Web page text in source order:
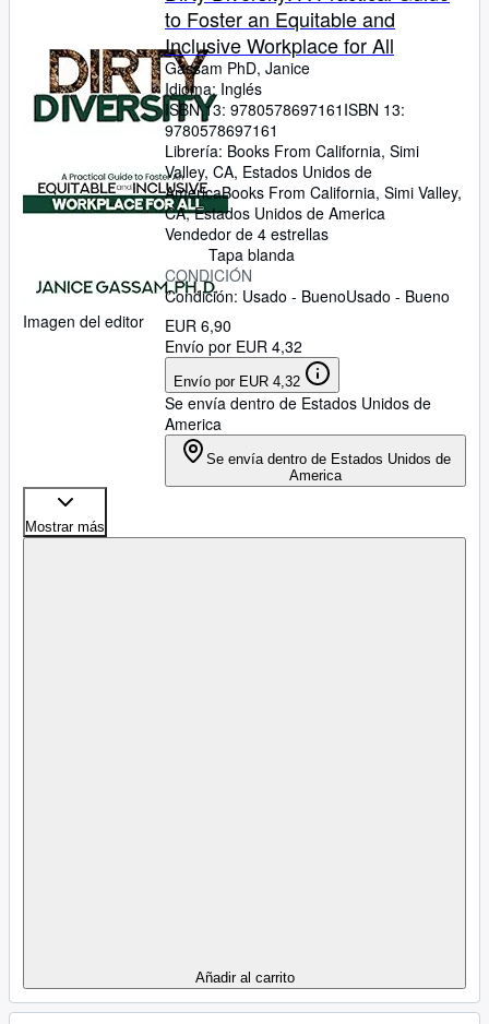
Imagen del editor
to Foster an Equitable and
Inclusive Workplace for All
Gassam PhD, Janice
Idioma: Inglés
ISBN 13: 9780578697161 ISBN 13:
9780578697161
Librería: Books From California, Simi
Valley, CA, Estados Unidos de
AmericaBooks From California, Simi Valley,
CA, Estados Unidos de America
Vendedor de 4 estrellas
Tapa blanda
CONDICIÓN
Condición: Usado - BuenoUsado - Bueno
EUR 6,90
Envío por EUR 4,32
Envío por EUR 4,32
Se envía dentro de Estados Unidos de
America
Se envía dentro de Estados Unidos de
America
Mostrar más
Añadir al carrito